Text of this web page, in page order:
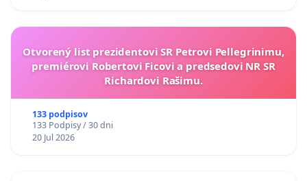
Otvorený list prezidentovi SR Petrovi Pellegrinimu,
premiérovi Robertovi Ficovi a predsedovi NR SR
Richardovi Rašimu.
133 podpisov
133 Podpisy / 30 dni
20 Jul 2026